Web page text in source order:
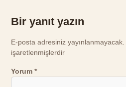
Bir yanıt yazın
E-posta adresiniz yayınlanmayacak.
işaretlenmişlerdir
Yorum*